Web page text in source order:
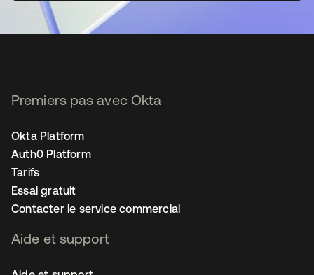
Premiers pas avec Okta
Okta Platform
Auth0 Platform
Tarifs
Essai gratuit
Contacter le service commercial
Aide et support